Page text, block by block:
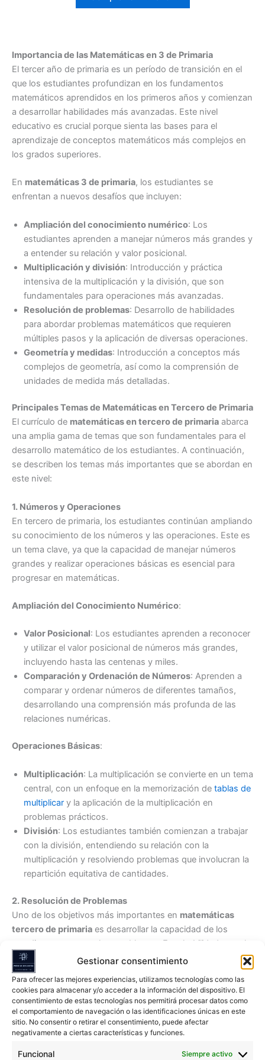
Gestionar consentimiento
Para ofrecer las mejores experiencias, utilizamos tecnologías como las
cookies para almacenar y/o acceder a la información del dispositivo. El
consentimiento de estas tecnologías nos permitirá procesar datos como
el comportamiento de navegación o las identificaciones únicas en este
sitio. No consentir o retirar el consentimiento, puede afectar
negativamente a ciertas características y funciones.
Funcional Siempre activo
Importancia de las Matemáticas en 3 de Primaria
El tercer año de primaria es un período de transición en el
que los estudiantes profundizan en los fundamentos
matemáticos aprendidos en los primeros años y comienzan
a desarrollar habilidades más avanzadas. Este nivel
educativo es crucial porque sienta las bases para el
aprendizaje de conceptos matemáticos más complejos en
los grados superiores.
En matemáticas 3 de primaria, los estudiantes se
enfrentan a nuevos desafíos que incluyen:
Ampliación del conocimiento numérico: Los
estudiantes aprenden a manejar números más grandes y
a entender su relación y valor posicional.
Multiplicación y división: Introducción y práctica
intensiva de la multiplicación y la división, que son
fundamentales para operaciones más avanzadas.
Resolución de problemas: Desarrollo de habilidades
para abordar problemas matemáticos que requieren
múltiples pasos y la aplicación de diversas operaciones.
Geometría y medidas: Introducción a conceptos más
complejos de geometría, así como la comprensión de
unidades de medida más detalladas.
Principales Temas de Matemáticas en Tercero de Primaria
El currículo de matemáticas en tercero de primaria abarca
una amplia gama de temas que son fundamentales para el
desarrollo matemático de los estudiantes. A continuación,
se describen los temas más importantes que se abordan en
este nivel:
1. Números y Operaciones
En tercero de primaria, los estudiantes continúan ampliando
su conocimiento de los números y las operaciones. Este es
un tema clave, ya que la capacidad de manejar números
grandes y realizar operaciones básicas es esencial para
progresar en matemáticas.
Ampliación del Conocimiento Numérico:
Valor Posicional: Los estudiantes aprenden a reconocer
y utilizar el valor posicional de números más grandes,
incluyendo hasta las centenas y miles.
Comparación y Ordenación de Números: Aprenden a
comparar y ordenar números de diferentes tamaños,
desarrollando una comprensión más profunda de las
relaciones numéricas.
Operaciones Básicas:
Multiplicación: La multiplicación se convierte en un tema
central, con un enfoque en la memorización de tablas de
multiplicar y la aplicación de la multiplicación en
problemas prácticos.
División: Los estudiantes también comienzan a trabajar
con la división, entendiendo su relación con la
multiplicación y resolviendo problemas que involucran la
repartición equitativa de cantidades.
2. Resolución de Problemas
Uno de los objetivos más importantes en matemáticas
tercero de primaria es desarrollar la capacidad de los
estudiantes para resolver problemas. Esta habilidad no solo
se aplica a matemáticas, sino que es crucial para el
pensamiento lógico y la toma de decisiones en la vida
diaria.
Estrategias de Resolución de Problemas:
aprenden a leer problemas y decidir qué operaciones